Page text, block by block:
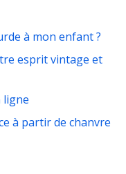
à mon enfant ?
esprit vintage et
ligne
à partir de chanvre